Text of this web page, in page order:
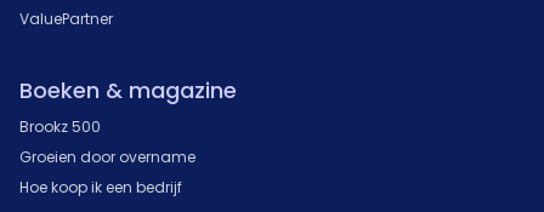
ValuePartner
Boeken & magazine
Brookz 500
Groeien door overname
Hoe koop ik een bedrijf